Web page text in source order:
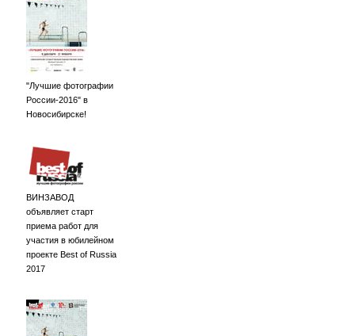
"Лучшие фотографии
России-2016" в
Новосибирске!
ВИНЗАВОД
объявляет старт
приема работ для
участия в юбилейном
проекте Best of Russia
2017